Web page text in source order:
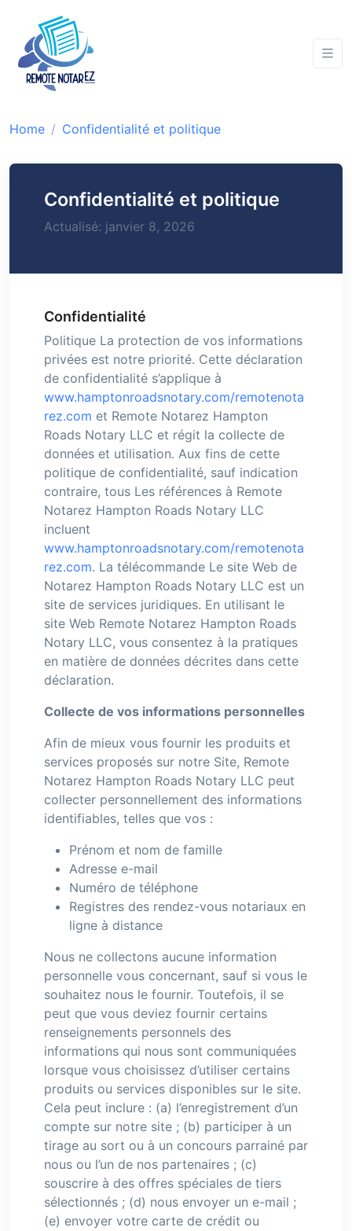
Home Confidentialité et politique
Confidentialité et politique
Actualisé: janvier 8, 2026
Confidentialité
Politique La protection de vos informations
privées est notre priorité. Cette déclaration
de confidentialité s’applique à
www.hamptonroadsnotary.com/remotenota
rez.com et Remote Notarez Hampton
Roads Notary LLC et régit la collecte de
données et utilisation. Aux fins de cette
politique de confidentialité, sauf indication
contraire, tous Les références à Remote
Notarez Hampton Roads Notary LLC
incluent
www.hamptonroadsnotary.com/remotenota
rez.com. La télécommande Le site Web de
Notarez Hampton Roads Notary LLC est un
site de services juridiques. En utilisant le
site Web Remote Notarez Hampton Roads
Notary LLC, vous consentez à la pratiques
en matière de données décrites dans cette
déclaration.
Collecte de vos informations personnelles
Afin de mieux vous fournir les produits et
services proposés sur notre Site, Remote
Notarez Hampton Roads Notary LLC peut
collecter personnellement des informations
identifiables, telles que vos :
Prénom et nom de famille
Adresse e-mail
Numéro de téléphone
Registres des rendez-vous notariaux en
ligne à distance
Nous ne collectons aucune information
personnelle vous concernant, sauf si vous le
souhaitez nous le fournir. Toutefois, il se
peut que vous deviez fournir certains
renseignements personnels des
informations qui nous sont communiquées
lorsque vous choisissez d’utiliser certains
produits ou services disponibles sur le site.
Cela peut inclure : (a) l’enregistrement d’un
compte sur notre site ; (b) participer à un
tirage au sort ou à un concours parrainé par
nous ou l’un de nos partenaires ; (c)
souscrire à des offres spéciales de tiers
sélectionnés ; (d) nous envoyer un e-mail ;
(e) envoyer votre carte de crédit ou